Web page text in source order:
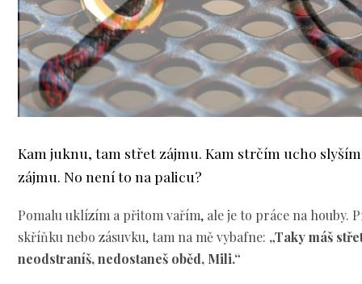
Kam juknu, tam střet zájmu. Kam strčím ucho
zájmu. No není to na palicu?
Pomalu uklízím a přitom vařím, ale je to práce na houby.
skříňku nebo zásuvku, tam na mě vybafne: „Taky máš
neodstraníš, nedostaneš oběd, Mili.“